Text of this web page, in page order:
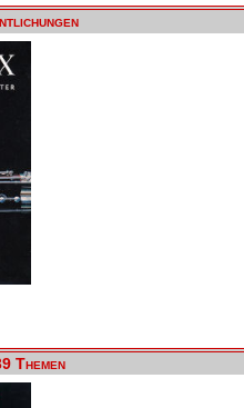
Themen